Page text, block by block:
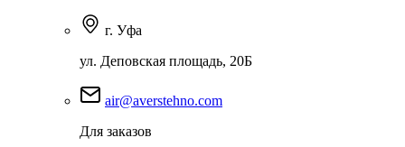
г. Уфа
ул. Деповская площадь, 20Б
air@averstehno.com
Для заказов